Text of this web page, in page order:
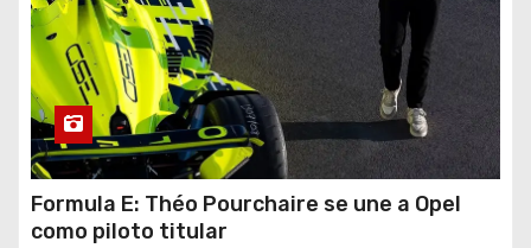
Formula E: Théo Pourchaire se une a Opel
como piloto titular